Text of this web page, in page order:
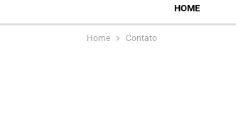
HOME
Home Contato